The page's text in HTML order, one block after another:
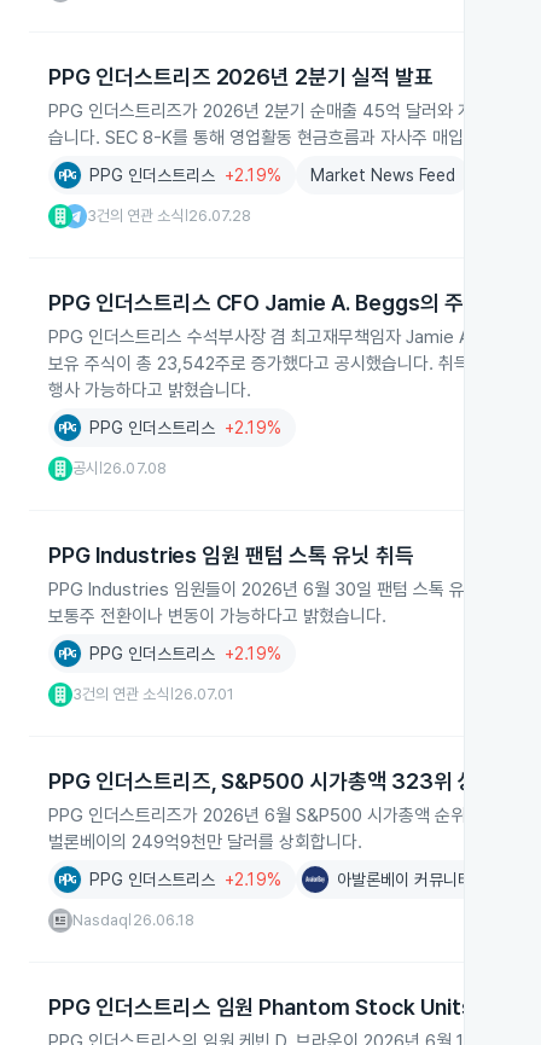
PPG 인더스트리즈 2026년 2분기 실적 발표
PPG 인더스트리즈가 2026년 2분기 순매출 45억 달러와 계속사업
습니다. SEC 8-K를 통해 영업활동 현금흐름과 자사주 매입, 희석주
PPG 인더스트리스 +2.19% Market News Feed
3건의 연관 소식 26.07.28
PPG 인더스트리스 CFO Jamie A. Beggs의 주식 취득
PPG 인더스트리스 수석부사장 겸 최고재무책임자 Jamie A.
보유 주식이 총 23,542주로 증가했다고 공시했습니다. 취득한 제
행사 가능하다고 밝혔습니다.
PPG 인더스트리스 +2.19%
공시 26.07.08
PPG Industries 임원 팬텀 스톡 유닛 취득
PPG Industries 임원들이 2026년 6월 30일 팬텀 스톡 유닛을 주당
보통주 전환이나 변동이 가능하다고 밝혔습니다.
PPG 인더스트리스 +2.19%
3건의 연관 소식 26.07.01
PPG 인더스트리즈, S&P500 시가총액 323위 상승
PPG 인더스트리즈가 2026년 6월 S&P500 시가총액 순위에서 애벌
벌론베이의 249억9천만 달러를 상회합니다.
PPG 인더스트리스 +2.19% 아발론베이 커뮤니티스
Nasdaq 26.06.18
PPG 인더스트리스 임원 Phantom Stock Units 취득